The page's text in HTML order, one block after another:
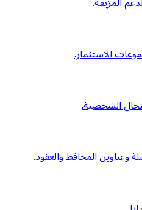
الشخصية.
وعناوين المحافظ والعقود.